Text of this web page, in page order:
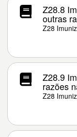
Z28.8
outras
Z28
Z28.9
razões
Z28